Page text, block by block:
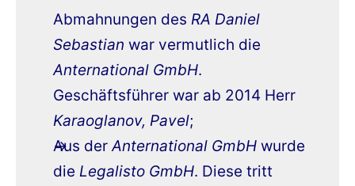
Abmahnungen des RA Daniel
Sebastian war vermutlich die
Anternational GmbH.
Geschäftsführer war ab 2014 Herr
Karaoglanov, Pavel;
Aus derAnternational GmbHwurde
die Legalisto GmbH. Diese tritt